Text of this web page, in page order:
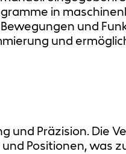
in
und
und
und Präzision. Die
Positionen, was